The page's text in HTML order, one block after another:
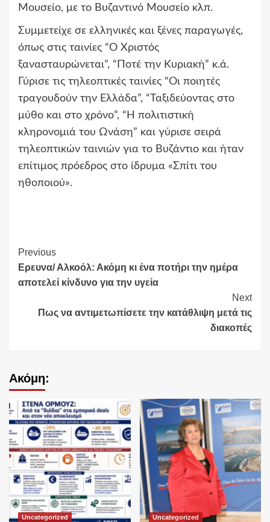
Μουσείο, με το Βυζαντινό Μουσείο κλπ.
Συμμετείχε σε ελληνικές και ξένες παραγωγές,
όπως στις ταινίες “Ο Χριστός
ξανασταυρώνεται”, “Ποτέ την Κυριακή” κ.ά.
Γύρισε τις τηλεοπτικές ταινίες “Οι ποιητές
τραγουδούν την Ελλάδα”, “Ταξιδεύοντας στο
μύθο και στο χρόνο”, “Η πολιτιστική
κληρονομιά του Ωνάση” και γύρισε σειρά
τηλεοπτικών ταινιών για το Βυζάντιο και ήταν
επίτιμος πρόεδρος στο ίδρυμα «Σπίτι του
ηθοποιού».
Continue
Reading
Previous
Ερευνα/ Αλκοόλ: Ακόμη κι ένα ποτήρι την ημέρα
αποτελεί κίνδυνο για την υγεία
Next
Πως να αντιμετωπίσετε την κατάθλιψη μετά τις
διακοπές
Ακόμη:
Uncategorized Uncategorized